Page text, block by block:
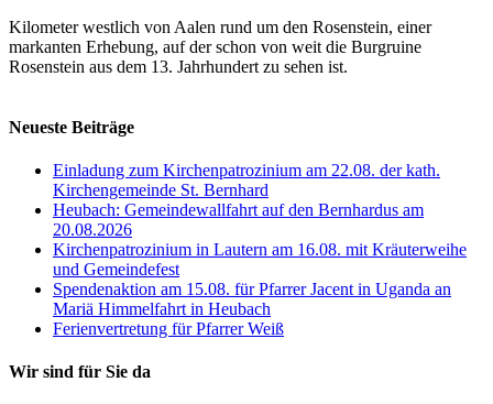
Kilometer westlich von Aalen rund um den Rosenstein, einer
markanten Erhebung, auf der schon von weit die Burgruine
Rosenstein aus dem 13. Jahrhundert zu sehen ist.
Neueste Beiträge
Einladung zum Kirchenpatrozinium am 22.08. der kath.
Kirchengemeinde St. Bernhard
Heubach: Gemeindewallfahrt auf den Bernhardus am
20.08.2026
Kirchenpatrozinium in Lautern am 16.08. mit Kräuterweihe
und Gemeindefest
Spendenaktion am 15.08. für Pfarrer Jacent in Uganda an
Mariä Himmelfahrt in Heubach
Ferienvertretung für Pfarrer Weiß
Wir sind für Sie da